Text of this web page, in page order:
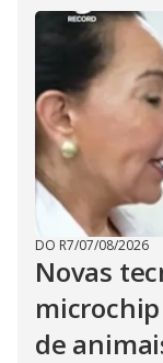
DO R7/07/08/2026
Novas
de